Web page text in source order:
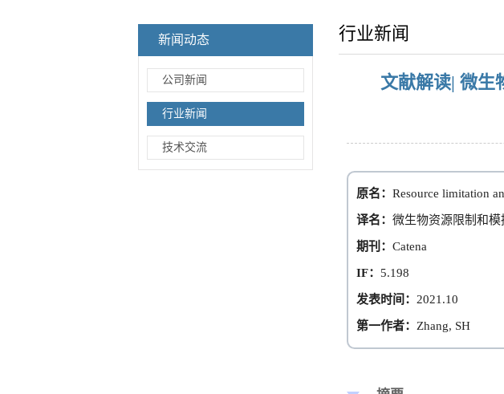
新闻动态
公司新闻
行业新闻
技术交流
行业新闻
文献解读| 微生
原名： Resource limitation
译名： 微生物资源限制和
期刊： Catena
IF： 5.198
发表时间： 2021.10
第一作者： Zhang, SH